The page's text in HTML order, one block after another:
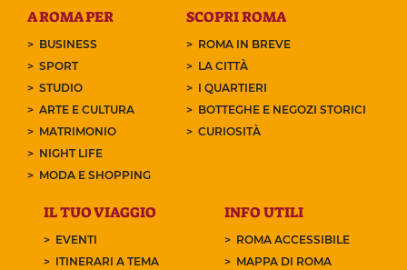
A ROMA PER
BUSINESS
SPORT
STUDIO
ARTE E CULTURA
MATRIMONIO
NIGHT LIFE
MODA E SHOPPING
SCOPRI ROMA
ROMA IN BREVE
LA CITTÀ
I QUARTIERI
BOTTEGHE E NEGOZI STORICI
CURIOSITÀ
IL TUO VIAGGIO
EVENTI
ITINERARI A TEMA
INFO UTILI
ROMA ACCESSIBILE
MAPPA DI ROMA